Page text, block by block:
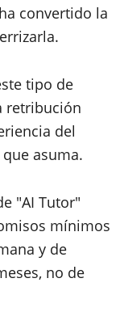
convertido la
tipo de
retribución
del
asuma.
"AI Tutor"
mínimos
y de
no de